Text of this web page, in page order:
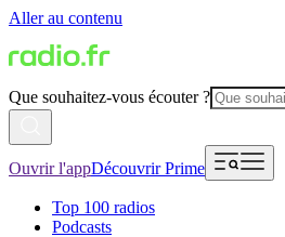
Aller au contenu
Que souhaitez-vous écouter ?
Ouvrir l'appDécouvrir Prime
Top 100 radios
Podcasts